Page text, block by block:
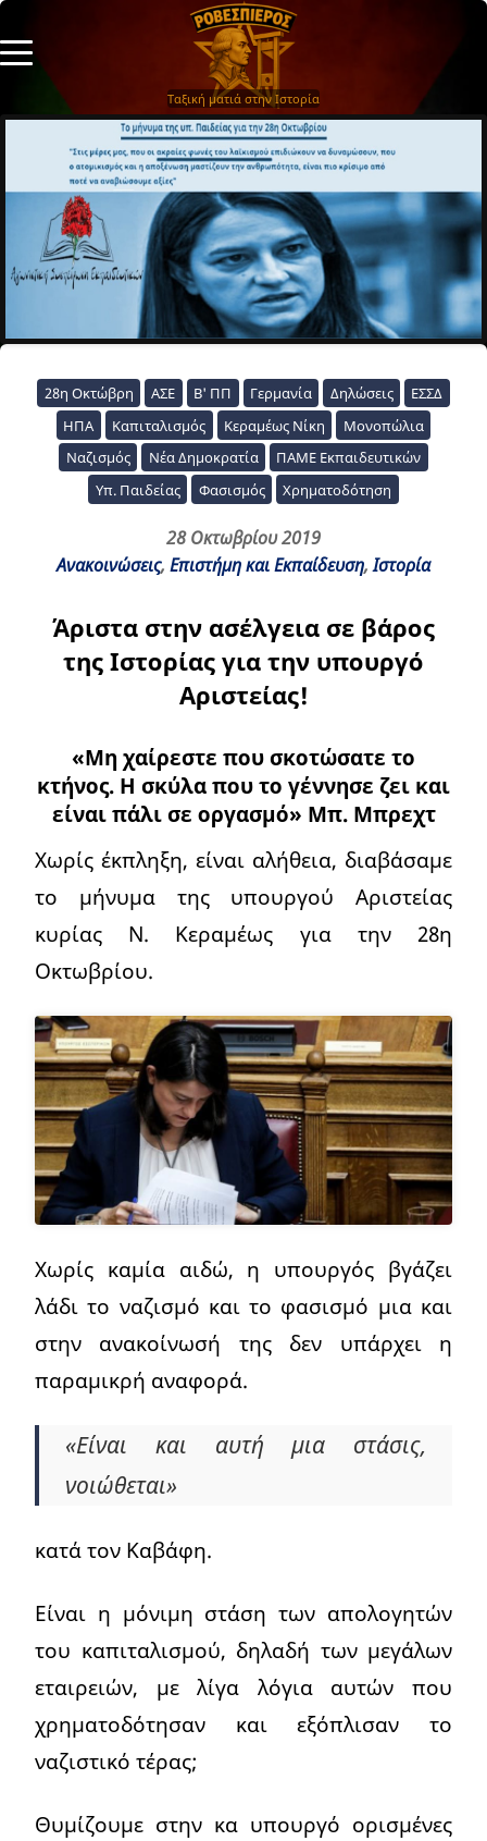
Ταξική ματιά στην Ιστορία
28η Οκτώβρη ΑΣΕ Β' ΠΠ Γερμανία Δηλώσεις
ΕΣΣΔ
ΗΠΑ
Καπιταλισμός Κεραμέως Νίκη
Μονοπώλια
Ναζισμός
Νέα Δημοκρατία
ΠΑΜΕ Εκπαιδευτικών
Υπ. Παιδείας
Φασισμός Χρηματοδότηση
28 Οκτωβρίου 2019
Ανακοινώσεις, Επιστήμη και Εκπαίδευση,Ιστορία
Άριστα στην ασέλγεια σε βάρος
της Ιστορίας για την υπουργό
Αριστείας!
«Μη χαίρεστε που σκοτώσατε το
κτήνος. Η σκύλα που το γέννησε ζει και
είναι πάλι σε οργασμό» Μπ. Μπρεχτ
Χωρίς έκπληξη, είναι αλήθεια, διαβάσαμε
το μήνυμα της υπουργού Αριστείας
κυρίας Ν. Κεραμέως για την 28η
Οκτωβρίου.
Χωρίς καμία αιδώ, η υπουργός βγάζει
λάδι το ναζισμό και το φασισμό μια και
στην ανακοίνωσή της δεν υπάρχει η
παραμικρή αναφορά.
«Είναι και αυτή μια στάσις,
νοιώθεται»
κατά τον Καβάφη.
Είναι η μόνιμη στάση των απολογητών
του καπιταλισμού, δηλαδή των μεγάλων
εταιρειών, με λίγα λόγια αυτών που
χρηματοδότησαν και εξόπλισαν το
ναζιστικό τέρας;
Θυμίζουμε στην κα υπουργό ορισμένες